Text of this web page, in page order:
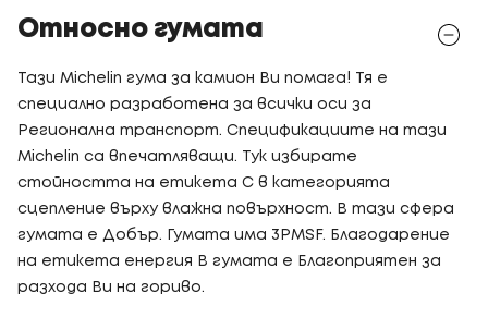
Относно гумата
Тази Michelin гума за камион Ви помага! Тя е
специално разработена за всички оси за
Регионална транспорт. Спецификациите на тази
Michelin са впечатляващи. Тук избирате
стойността на етикета C в категорията
сцепление върху влажна повърхност. В тази сфера
гумата е Добър. Гумата има 3PMSF. Благодарение
на етикета енергия B гумата е Благоприятен за
разхода Ви на гориво.